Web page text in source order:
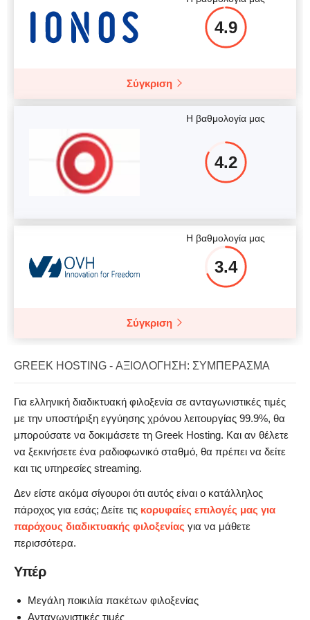
4.9
Σύγκριση
Η βαθμολογία μας
4.2
Η βαθμολογία μας
3.4
Σύγκριση
GREEK HOSTING - ΑΞΙΟΛΌΓΗΣΗ: ΣΥΜΠΈΡΑΣΜΑ
Για ελληνική διαδικτυακή φιλοξενία σε ανταγωνιστικές τιμές
με την υποστήριξη εγγύησης χρόνου λειτουργίας 99.9%, θα
μπορούσατε να δοκιμάσετε τη Greek Hosting. Και αν θέλετε
να ξεκινήσετε ένα ραδιοφωνικό σταθμό, θα πρέπει να δείτε
και τις υπηρεσίες streaming.
Δεν είστε ακόμα σίγουροι ότι αυτός είναι ο κατάλληλος
πάροχος για εσάς; Δείτε τις κορυφαίες επιλογές μας για
παρόχους διαδικτυακής φιλοξενίας για να μάθετε
περισσότερα.
Υπέρ
Μεγάλη ποικιλία πακέτων φιλοξενίας
Ανταγωνιστικές τιμές